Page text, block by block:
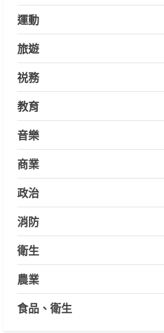
運動
旅遊
祱務
教育
音樂
商業
政治
消防
衛生
農業
食品、衛生